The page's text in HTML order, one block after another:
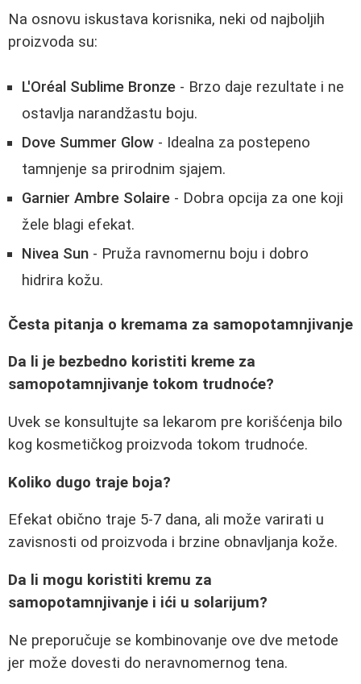
Na osnovu iskustava korisnika, neki od najboljih
proizvoda su:
L'Oréal Sublime Bronze - Brzo daje rezultate i ne
ostavlja narandžastu boju.
Dove Summer Glow - Idealna za postepeno
tamnjenje sa prirodnim sjajem.
Garnier Ambre Solaire - Dobra opcija za one koji
žele blagi efekat.
Nivea Sun - Pruža ravnomernu boju i dobro
hidrira kožu.
Česta pitanja o kremama za samopotamnjivanje
Da li je bezbedno koristiti kreme za
samopotamnjivanje tokom trudnoće?
Uvek se konsultujte sa lekarom pre korišćenja bilo
kog kosmetičkog proizvoda tokom trudnoće.
Koliko dugo traje boja?
Efekat obično traje 5-7 dana, ali može varirati u
zavisnosti od proizvoda i brzine obnavljanja kože.
Da li mogu koristiti kremu za
samopotamnjivanje i ići u solarijum?
Ne preporučuje se kombinovanje ove dve metode
jer može dovesti do neravnomernog tena.